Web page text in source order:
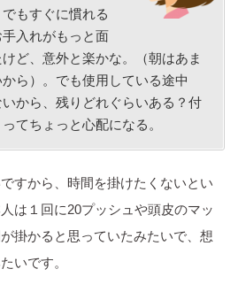
もすぐに慣れる
入れがもっと面
ど、意外と楽かな。（朝はあま
ら）。でも使用している途中
から、残りどれぐらいある？付
てちょっと心配になる。
すから、時間を掛けたくないとい
は１回に20プッシュや頭皮のマッ
掛かると思っていたみたいで、想
いです。